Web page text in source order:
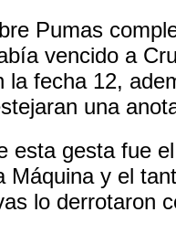
Pumas
vencido a
la fecha 12,
una
esta gesta fue
Máquina y el
lo derrotaron